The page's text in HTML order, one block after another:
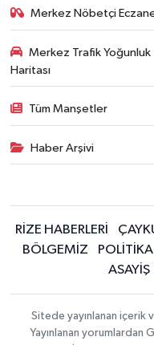
Merkez Nöbetçi
Merkez Trafik Yoğunluk
Haritası
Tüm Manşetler
Haber Arşivi
RİZE HABERLERİ
BÖLGEMİZ
POLİTİKA
ASAYİŞ
Sitede yayınlanan içerik
Yayınlanan